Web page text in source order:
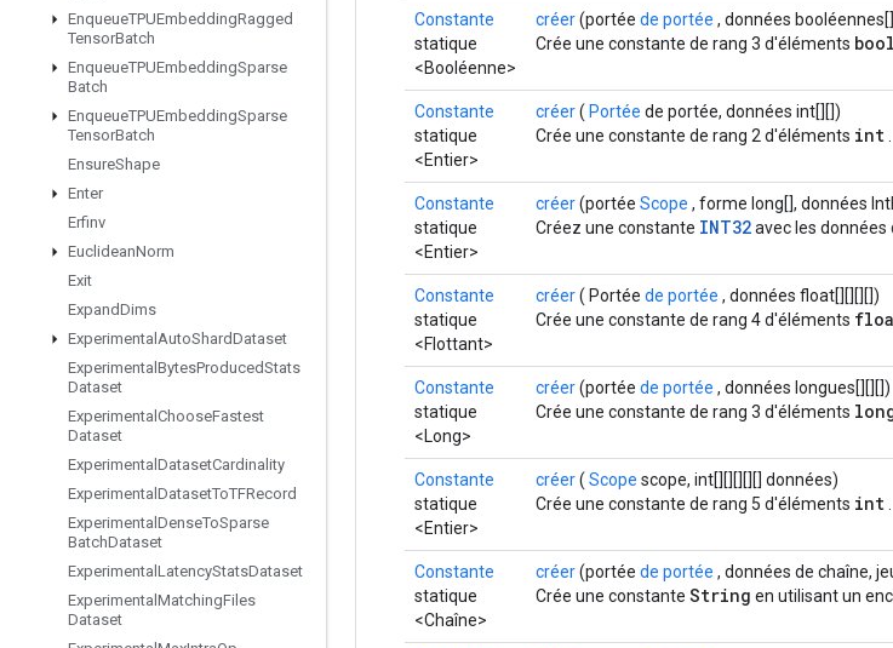
EnqueueTPUEmbeddingRagged
TensorBatch
EnqueueTPUEmbeddingSparse
Batch
EnqueueTPUEmbeddingSparse
TensorBatch
EnsureShape
Enter
Erfinv
EuclideanNorm
Exit
ExpandDims
Experimental AutoShardDataset
Experimental BytesProducedStats
Dataset
Experimental ChooseFastest
Dataset
Experimental DatasetCardinality
Experimental DatasetToTFRecord
Experimental DenseToSparse
BatchDataset
Experimental LatencyStatsDataset
Experimental MatchingFiles
Dataset
Constante
statique
<Booléenne>
créer(portée de portée , données
Crée une constante de rang 3 d'éléments
Constante
statique
<Entier>
créer( Portée de portée, données int[][])
Crée une constante de rang 2 d'éléments int
Constante
statique
<Entier>
créer(portée Scope , forme long[], données
Créez une constante INT32avec les données
Constante
statique
<Flottant>
créer( Portée de portée , données float[][][][])
Crée une constante de rang 4 d'éléments
Constante
statique
<Long>
créer(portée de portée , données longues[][][])
Crée une constante de rang 3 d'éléments
Constante
statique
<Entier>
créer( Scope scope, int[][][][][] données)
Crée une constante de rang 5 d'éléments int
Constante
statique
<Chaîne>
créer(portée de portée , données de chaîne,
Crée une constante String en utilisant un